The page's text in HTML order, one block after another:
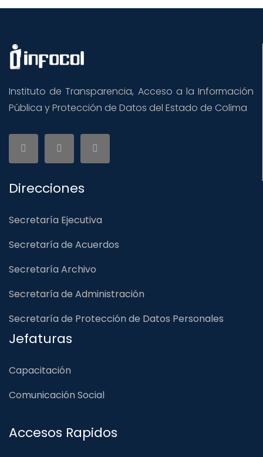
Instituto de Transparencia, Acceso a la Información
Pública y Protección de Datos del Estado de Colima
Direcciones
Secretaría Ejecutiva
Secretaría de Acuerdos
Secretaría Archivo
Secretaría de Administración
Secretaría de Protección de Datos Personales
Jefaturas
Capacitación
Comunicación Social
Accesos Rapidos